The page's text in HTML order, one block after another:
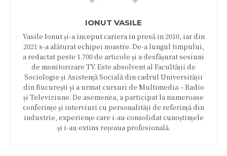
IONUT VASILE
Vasile Ionut și-a început cariera în presă în 2010, iar din
2021 s-a alăturat echipei noastre. De-a lungul timpului,
a redactat peste 1.700 de articole și a desfășurat sesiuni
de monitorizare TV. Este absolvent al Facultății de
Sociologie și Asistență Socială din cadrul Universității
din București și a urmat cursuri de Multimedia – Radio
și Televiziune. De asemenea, a participat la numeroase
conferințe și interviuri cu personalități de referință din
industrie, experiențe care i-au consolidat cunoștințele
și i-au extins rețeaua profesională.